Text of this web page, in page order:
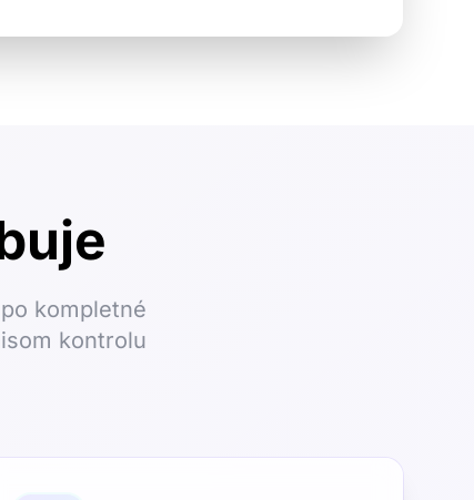
kompletné
kontrolu